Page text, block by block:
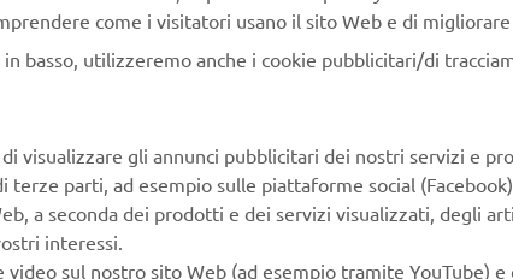
stylish Tricity 125 scooter is one of the smartest and
the twin front wheels give enhanced feelings of stability.
– and being accessible with a B-license, the Tricity 125
Tricity 155 are ready to transform the way you move!
come i visitatori usano il sito Web e di
basso, utilizzeremo anche i cookie pubblicitari/di
visualizzare gli annunci pubblicitari dei nostri servizi e
parti, ad esempio sulle piattaforme social
a seconda dei prodotti e dei servizi visualizzati, degli
interessi.
sul nostro sito Web (ad esempio tramite YouTube) e